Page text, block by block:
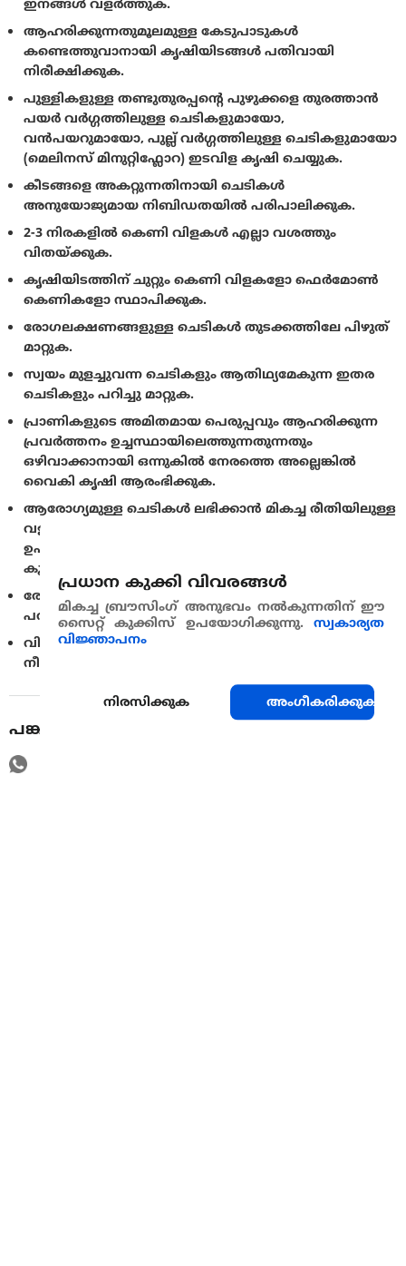
ഇനങ്ങൾ വളർത്തുക.
ആഹരിക്കുന്നതുമൂലമുള്ള കേടുപാടുകൾ
കണ്ടെത്തുവാനായി കൃഷിയിടങ്ങൾ പതിവായി
നിരീക്ഷിക്കുക.
പുള്ളികളുള്ള തണ്ടുതുരപ്പൻ്റെ പുഴുക്കളെ തുരത്താൻ
പയർ വർഗ്ഗത്തിലുള്ള ചെടികളുമായോ,
വൻപയറുമായോ, പുല്ല് വർഗ്ഗത്തിലുള്ള ചെടികളുമായോ
(മെലിനസ് മിനുറ്റിഫ്ലോറ) ഇടവിള കൃഷി ചെയ്യുക.
കീടങ്ങളെ അകറ്റുന്നതിനായി ചെടികൾ
അനുയോജ്യമായ നിബിഡതയിൽ പരിപാലിക്കുക.
2-3 നിരകളിൽ കെണി വിളകൾ എല്ലാ വശത്തും
വിതയ്ക്കുക.
കൃഷിയിടത്തിന് ചുറ്റും കെണി വിളകളോ ഫെർമോൺ
കെണികളോ സ്ഥാപിക്കുക.
രോഗലക്ഷണങ്ങളുള്ള ചെടികൾ തുടക്കത്തിലേ പിഴുത്
മാറ്റുക.
സ്വയം മുളച്ചുവന്ന ചെടികളും ആതിഥ്യമേകുന്ന ഇതര
ചെടികളും പറിച്ചു മാറ്റുക.
പ്രാണികളുടെ അമിതമായ പെരുപ്പവും ആഹരിക്കുന്ന
പ്രവർത്തനം ഉച്ചസ്ഥായിലെത്തുന്നതുന്നതും
ഒഴിവാക്കാനായി ഒന്നുകിൽ നേരത്തെ അല്ലെങ്കിൽ
വൈകി കൃഷി ആരംഭിക്കുക.
ആരോഗ്യമുള്ള ചെടികൾ ലഭിക്കാൻ മികച്ച രീതിയിലുള്ള
വളപ്രയോഗം നടത്തുക പക്ഷേ നൈട്രജൻ്റെ അമിത
ഉപയോഗം ഒഴിവാക്കുക, എന്തെന്നാൽ അത് കീടബാധ
കൂടാൻ കാരണമായേക്കാം.
രോഗബാധ സംശയിക്കാത്ത വിളകൾ ഉപയോഗിച്ച് വിള
പരിക്രമം ആസൂത്രണം ചെയ്യുക (ഉദാ: മരച്ചീനി).
വിളവെടുപ്പിന് ശേഷം ചെടികളുടെ അവശിഷ്ടങ്ങൾ
നീക്കം ചെയ്‌ത്‌ നശിപ്പിക്കുക.
പങ്കുവെയ്ക്കുക
പ്രധാന കുക്കി വിവരങ്ങള്‍
മികച്ച ബ്രൗസിംഗ് അനുഭവം നൽകുന്നതിന് ഈ
സൈറ്റ് കുക്കിസ് ഉപയോഗിക്കുന്നു. സ്വകാര്യത
വിജ്ഞാപനം
നിരസിക്കുക അംഗീകരിക്കുക